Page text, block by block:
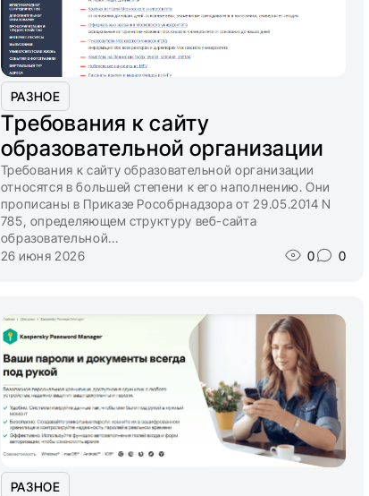
РАЗНОЕ
Требования к сайту
образовательной организации
Требования к сайту образовательной организации
относятся в большей степени к его наполнению. Они
прописаны в Приказе Рособрнадзора от 29.05.2014 N
785, определяющем структуру веб-сайта
образовательной...
26 июня 2026
0 0
РАЗНОЕ